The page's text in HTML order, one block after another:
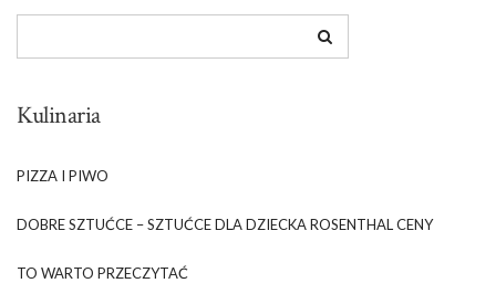
Kulinaria
PIZZA I PIWO
DOBRE SZTUĆCE – SZTUĆCE DLA DZIECKA ROSENTHAL CENY
TO WARTO PRZECZYTAĆ